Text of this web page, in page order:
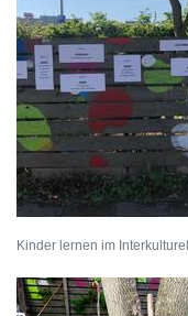
Kinder lernen im